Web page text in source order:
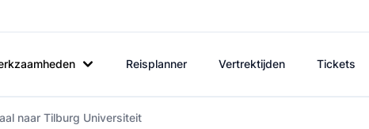
Reisplanner Vertrektijden Tickets
naar Tilburg Universiteit